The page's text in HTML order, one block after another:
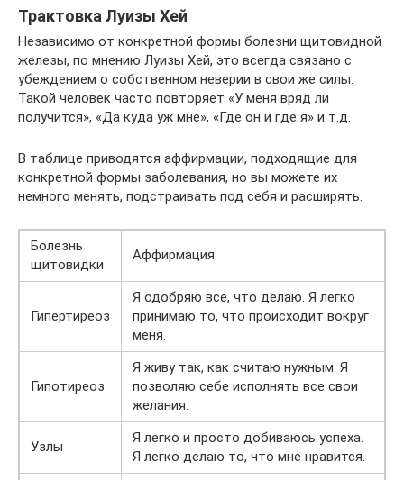
Трактовка Луизы Хей
Независимо от конкретной формы болезни щитовидной
железы, по мнению Луизы Хей, это всегда связано с
убеждением о собственном неверии в свои же силы.
Такой человек часто повторяет «У меня вряд ли
получится», «Да куда уж мне», «Где он и где я» и т.д.
В таблице приводятся аффирмации, подходящие для
конкретной формы заболевания, но вы можете их
немного менять, подстраивать под себя и расширять.
Болезнь
щитовидки
Аффирмация
Гипертиреоз
Я одобряю все, что делаю. Я легко
принимаю то, что происходит вокруг
меня.
Гипотиреоз
Я живу так, как считаю нужным. Я
позволяю себе исполнять все свои
желания.
Узлы
Я легко и просто добиваюсь успеха.
Я легко делаю то, что мне нравится.